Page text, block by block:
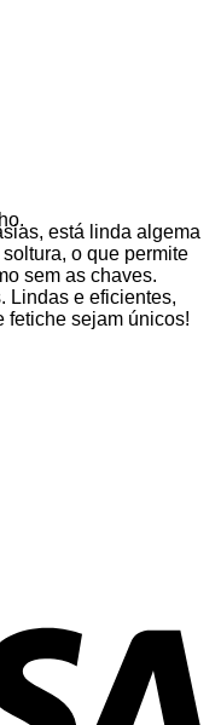
está linda algema
o que permite
sem as chaves.
Lindas e eficientes,
fetiche sejam únicos!